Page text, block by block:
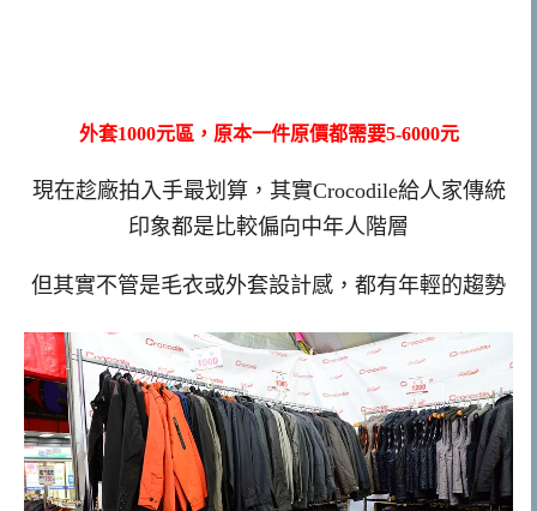
外套1000元區，原本一件原價都需要5-6000元
現在趁廠拍入手最划算，其實Crocodile給人家傳統
印象都是比較偏向中年人階層
但其實不管是毛衣或外套設計感，都有年輕的趨勢